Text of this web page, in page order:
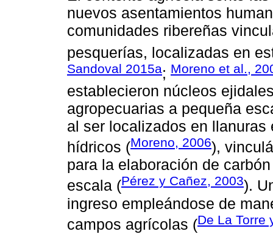
nuevos asentamientos
comunidades ribereñas
pesquerías, localizadas en
Sandoval 2015a; Moreno et al.,
establecieron núcleos
agropecuarias a pequeña
al ser localizados en
hídricos (Moreno, 2006),
para la elaboración de
escala (Pérez y Cañez, 2003).
ingreso empleándose de
campos agrícolas (De La Torre